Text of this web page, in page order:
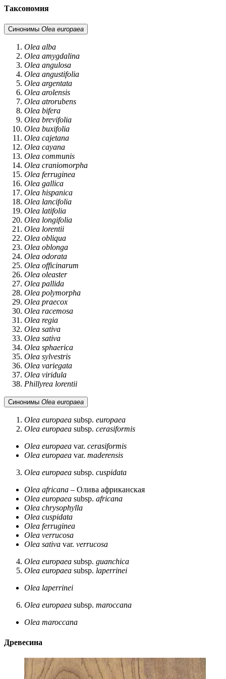
Таксономия
Синонимы Olea europaea
Olea alba
Olea amygdalina
Olea angulosa
Olea angustifolia
Olea argentata
Olea arolensis
Olea atrorubens
Olea bifera
Olea brevifolia
Olea buxifolia
Olea cajetana
Olea cayana
Olea communis
Olea craniomorpha
Olea ferruginea
Olea gallica
Olea hispanica
Olea lancifolia
Olea latifolia
Olea longifolia
Olea lorentii
Olea obliqua
Olea oblonga
Olea odorata
Olea officinarum
Olea oleaster
Olea pallida
Olea polymorpha
Olea praecox
Olea racemosa
Olea regia
Olea sativa
Olea sativa
Olea sphaerica
Olea sylvestris
Olea variegata
Olea viridula
Phillyrea lorentii
Синонимы Olea europaea
Olea europaea subsp. europaea
Olea europaea subsp. cerasiformis
Olea europaea var. cerasiformis
Olea europaea var. maderensis
Olea europaea subsp. cuspidata
Olea africana – Олива африканская
Olea europaea subsp. africana
Olea chrysophylla
Olea cuspidata
Olea ferruginea
Olea verrucosa
Olea sativa var. verrucosa
Olea europaea subsp. guanchica
Olea europaea subsp. laperrinei
Olea laperrinei
Olea europaea subsp. maroccana
Olea maroccana
Древесина